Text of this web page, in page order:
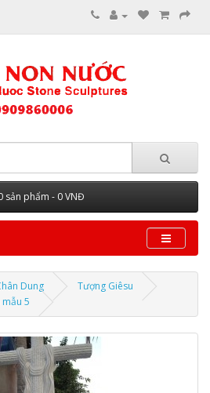
sản phẩm - 0 VNĐ
Dung
Tượng Giêsu
5